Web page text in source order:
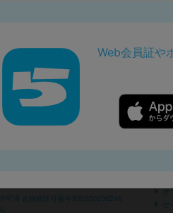
Web会員証や
可済 古物商許可番号305500206246
オ